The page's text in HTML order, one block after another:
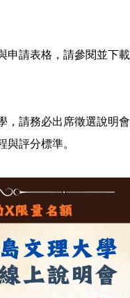
申請表格，請參閱並下載
，請務必出席徵選說明會
與評分標準。